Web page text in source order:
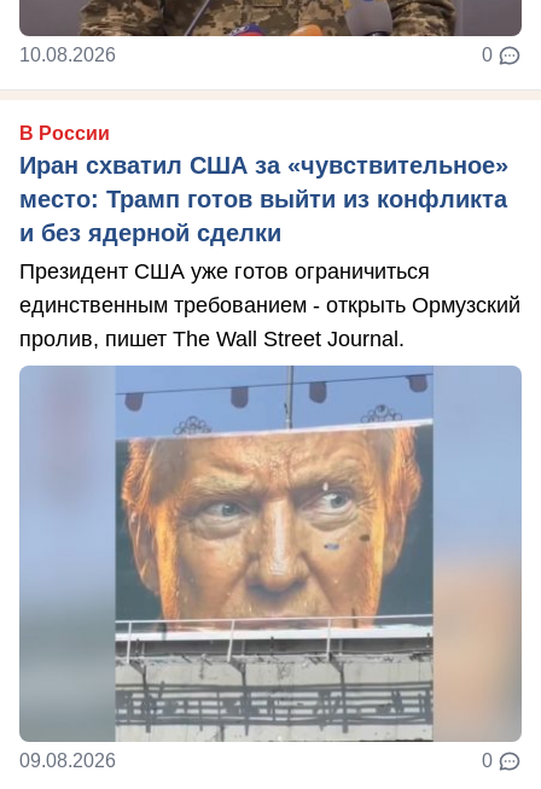
10.08.2026 0
В России
Иран схватил США за «чувствительное»
место: Трамп готов выйти из конфликта
и без ядерной сделки
Президент США уже готов ограничиться
единственным требованием - открыть Ормузский
пролив, пишет The Wall Street Journal.
09.08.2026 0